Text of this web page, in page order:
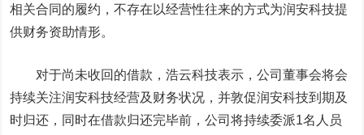
相关合同的履约，不存在以经营性往来的方式为润安科技提
供财务资助情形。
对于尚未收回的借款，浩云科技表示，公司董事会将会
持续关注润安科技经营及财务状况，并敦促润安科技到期及
时归还，同时在借款归还完毕前，公司将持续委派1名人员